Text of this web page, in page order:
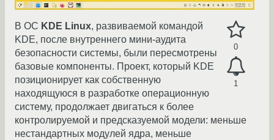
0
1
В ОС KDE Linux, развиваемой командой
KDE, после внутреннего мини-аудита
безопасности системы, были пересмотрены
базовые компоненты. Проект, который KDE
позиционирует как собственную
находящуюся в разработке операционную
систему, продолжает двигаться к более
контролируемой и предсказуемой модели: меньше
нестандартных модулей ядра, меньше